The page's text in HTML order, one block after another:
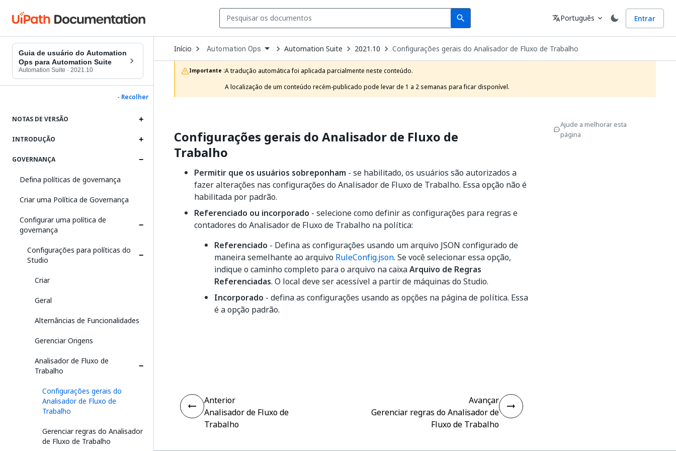
search
Search Idioma
translatePortuguês expand_more Entrar
Guia de usuário do Automation
Ops para Automation Suite
Automation Suite · 2021.10
- Recolher
NOTAS DE VERSÃO
INTRODUÇÃO
GOVERNANÇA
Defina políticas de governança
Criar uma Política de Governança
Configurar uma política de
governança
Configurações para políticas do
Studio
Criar
Geral
Alternâncias de Funcionalidades
Gerenciar Origens
Analisador de Fluxo de
Trabalho
Configurações gerais do
Analisador de Fluxo de
Trabalho
Gerenciar regras do Analisador
de Fluxo de Trabalho
Início Open
Dropdown
to
choose
product
Automation Ops Automation Suite 2021.10 Configurações gerais do Analisador de Fluxo de Trabalho
Importante :A tradução automática foi aplicada parcialmente neste conteúdo.
A localização de um conteúdo recém-publicado pode levar de 1 a 2 semanas para ficar disponível.
Configurações gerais do Analisador de Fluxo de
Trabalho
Permitir que os usuários sobreponham - se habilitado, os usuários são autorizados a
fazer alterações nas configurações do Analisador de Fluxo de Trabalho. Essa opção não é
habilitada por padrão.
Referenciado ou incorporado - selecione como definir as configurações para regras e
contadores do Analisador de Fluxo de Trabalho na política:
Referenciado - Defina as configurações usando um arquivo JSON configurado de
maneira semelhante ao arquivo RuleConfig.json. Se você selecionar essa opção,
indique o caminho completo para o arquivo na caixaArquivo de Regras
Referenciadas. O local deve ser acessível a partir de máquinas do Studio.
Incorporado - defina as configurações usando as opções na página de política. Essa
é a opção padrão.
Ajude a melhorar esta
página
Anterior
Analisador de Fluxo de
Trabalho
Avançar
Gerenciar regras do Analisador de
Fluxo de Trabalho